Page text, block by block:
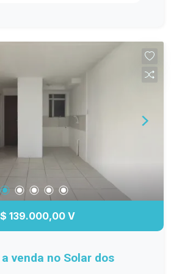
proporcionando mais
O banheiro possui box
principal conta com ar-
maior conforto em
a família e os amigos, além
mais conforto e
um
bem equipado e pronto
família, esta é a oportunidade
e agende sua visita!
139.000,00 V
venda no Solar dos